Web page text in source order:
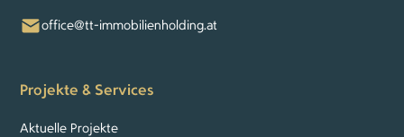
office@tt-immobilienholding.at
Projekte & Services
Aktuelle Projekte